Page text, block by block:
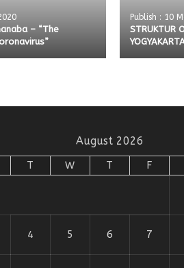
– “The
Publish : 10
STRUKTUR
August 2026
T W T F
4 5 6 7